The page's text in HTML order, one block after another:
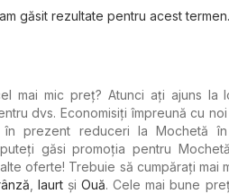
găsit rezultate pentru acest termen.
mai mic preț? Atunci ați ajuns la
dvs. Economisiți împreună cu
în prezent reduceri la Mochetă
găsi promoția pentru
oferte! Trebuie să cumpărați mai
Iaurtşi Ouă. Cele mai bune